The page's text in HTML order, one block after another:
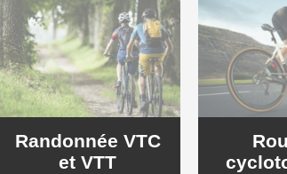
Randonnée VTC
et VTT